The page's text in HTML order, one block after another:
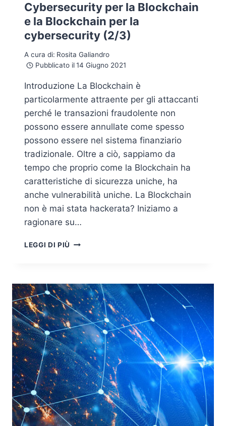
Cybersecurity per la Blockchain
e la Blockchain per la
cybersecurity (2/3)
A cura di: Rosita Galiandro
Pubblicato il 14 Giugno 2021
Introduzione La Blockchain è
particolarmente attraente per gli attaccanti
perché le transazioni fraudolente non
possono essere annullate come spesso
possono essere nel sistema finanziario
tradizionale. Oltre a ciò, sappiamo da
tempo che proprio come la Blockchain ha
caratteristiche di sicurezza uniche, ha
anche vulnerabilità uniche. La Blockchain
non è mai stata hackerata? Iniziamo a
ragionare su…
LEGGI DI PIÙ CYBERSECURITY
E
LA
BLOCKCHAIN
PER
LA
CYBERSECURITY
(2/3)